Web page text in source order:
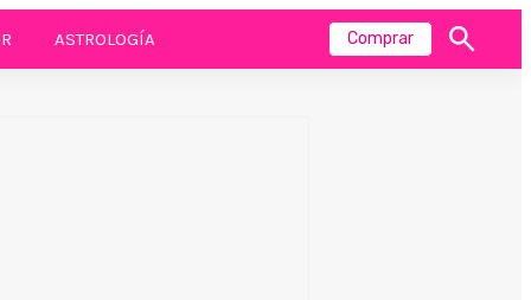
ASTROLOGÍA Comprar
Mostrar